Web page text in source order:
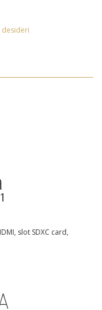
desideri
slot SDXC card,